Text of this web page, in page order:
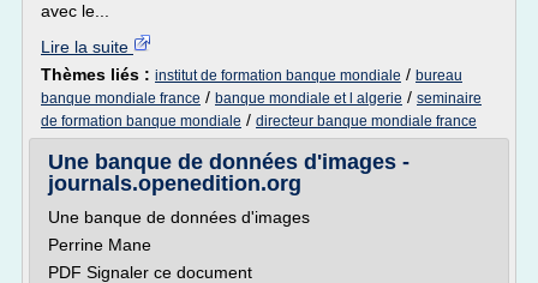
avec le...
Lire la suite
Thèmes liés : institut de formation banque mondiale / bureau
banque mondiale france / banque mondiale et l algerie / seminaire
de formation banque mondiale / directeur banque mondiale france
Une banque de données d'images -
journals.openedition.org
Une banque de données d'images
Perrine Mane
PDF Signaler ce document